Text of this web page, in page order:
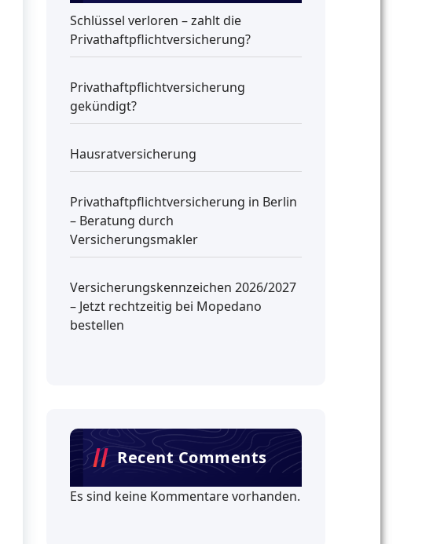
Schlüssel verloren – zahlt die
Privathaftpflichtversicherung?
Privathaftpflichtversicherung
gekündigt?
Hausratversicherung
Privathaftpflichtversicherung in Berlin
– Beratung durch
Versicherungsmakler
Versicherungskennzeichen 2026/2027
– Jetzt rechtzeitig bei Mopedano
bestellen
Recent Comments
Es sind keine Kommentare vorhanden.